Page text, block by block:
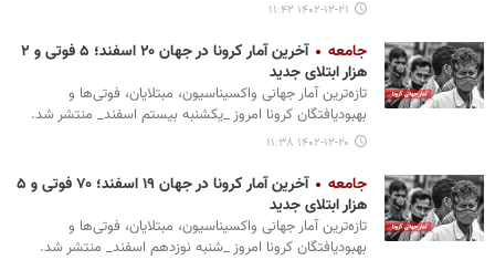
۱۴۰۲-۱۲-۲۱ ۱۱:۴۲
جامعه
آخرین آمار کرونا در جهان ۲۰ اسفند؛ ۵ فوتی و ۲
هزار ابتلای جدید
تازه‌ترین آمار جهانی واکسیناسیون، مبتلایان، فوتی‌ها و
بهبودیافتگان کرونا امروز _یکشنبه بیستم اسفند_ منتشر شد.
۱۴۰۲-۱۲-۲۰ ۱۱:۳۸
جامعه
آخرین آمار کرونا در جهان ۱۹ اسفند؛ ۷۰ فوتی و ۵
هزار ابتلای جدید
تازه‌ترین آمار جهانی واکسیناسیون، مبتلایان، فوتی‌ها و
بهبودیافتگان کرونا امروز _شنبه نوزدهم اسفند_ منتشر شد.